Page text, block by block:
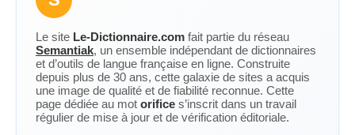
Le site Le-Dictionnaire.com fait partie du réseau
Semantiak, un ensemble indépendant de dictionnaires
et d’outils de langue française en ligne. Construite
depuis plus de 30 ans, cette galaxie de sites a acquis
une image de qualité et de fiabilité reconnue. Cette
page dédiée au mot orifice s’inscrit dans un travail
régulier de mise à jour et de vérification éditoriale.